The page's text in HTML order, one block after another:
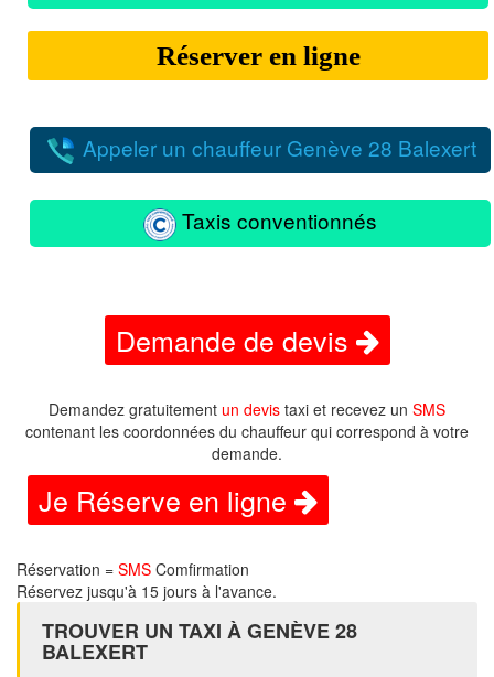
Réserver en ligne
Appeler un chauffeur Genève 28 Balexert
Taxis conventionnés
Demande de devis
Demandez gratuitement un devis taxi et recevez un SMS
contenant les coordonnées du chauffeur qui correspond à votre
demande.
Je Réserve en ligne
Réservation = SMS Comfirmation
Réservez jusqu'à 15 jours à l'avance.
TROUVER UN TAXI À GENÈVE 28
BALEXERT